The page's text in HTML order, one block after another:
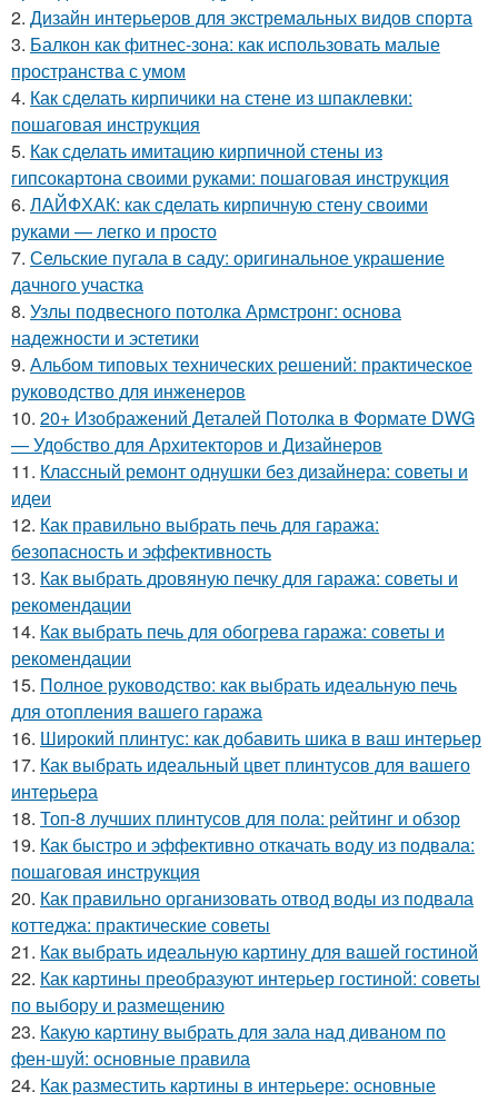
2. Дизайн интерьеров для экстремальных видов спорта
3. Балкон как фитнес-зона: как использовать малые
пространства с умом
4. Как сделать кирпичики на стене из шпаклевки:
пошаговая инструкция
5. Как сделать имитацию кирпичной стены из
гипсокартона своими руками: пошаговая инструкция
6. ЛАЙФХАК: как сделать кирпичную стену своими
руками — легко и просто
7. Сельские пугала в саду: оригинальное украшение
дачного участка
8. Узлы подвесного потолка Армстронг: основа
надежности и эстетики
9. Альбом типовых технических решений: практическое
руководство для инженеров
10. 20+ Изображений Деталей Потолка в Формате DWG
— Удобство для Архитекторов и Дизайнеров
11. Классный ремонт однушки без дизайнера: советы и
идеи
12. Как правильно выбрать печь для гаража:
безопасность и эффективность
13. Как выбрать дровяную печку для гаража: советы и
рекомендации
14. Как выбрать печь для обогрева гаража: советы и
рекомендации
15. Полное руководство: как выбрать идеальную печь
для отопления вашего гаража
16. Широкий плинтус: как добавить шика в ваш интерьер
17. Как выбрать идеальный цвет плинтусов для вашего
интерьера
18. Топ-8 лучших плинтусов для пола: рейтинг и обзор
19. Как быстро и эффективно откачать воду из подвала:
пошаговая инструкция
20. Как правильно организовать отвод воды из подвала
коттеджа: практические советы
21. Как выбрать идеальную картину для вашей гостиной
22. Как картины преобразуют интерьер гостиной: советы
по выбору и размещению
23. Какую картину выбрать для зала над диваном по
фен-шуй: основные правила
24. Как разместить картины в интерьере: основные